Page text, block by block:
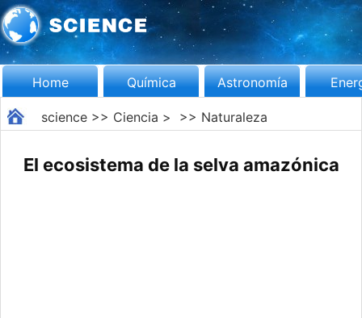
Home Química Astronomía
science>> Ciencia > >> Naturaleza
El ecosistema de la selva amazónica